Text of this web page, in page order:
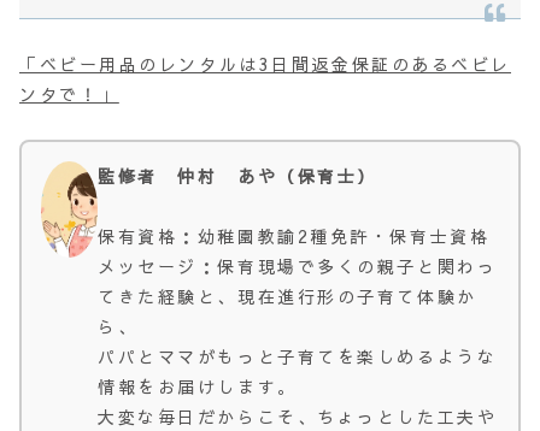
「ベビー用品のレンタルは3日間返金保証のあるベビレ
ンタで！」
監修者 仲村 あや（保育士）
保有資格：幼稚園教諭2種免許・保育士資格
メッセージ：保育現場で多くの親子と関わっ
てきた経験と、現在進行形の子育て体験か
ら、
パパとママがもっと子育てを楽しめるような
情報をお届けします。
大変な毎日だからこそ、ちょっとした工夫や